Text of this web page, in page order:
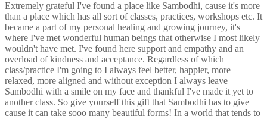
Extremely grateful I've found a place like Sambodhi, cause it's more
than a place which has all sort of classes, practices, workshops etc. It
became a part of my personal healing and growing journey, it's
where I've met wonderful human beings that otherwise I most likely
wouldn't have met. I've found here support and empathy and an
overload of kindness and acceptance. Regardless of which
class/practice I'm going to I always feel better, happier, more
relaxed, more aligned and without exception I always leave
Sambodhi with a smile on my face and thankful I've made it yet to
another class. So give yourself this gift that Sambodhi has to give
cause it can take sooo many beautiful forms! In a world that tends to